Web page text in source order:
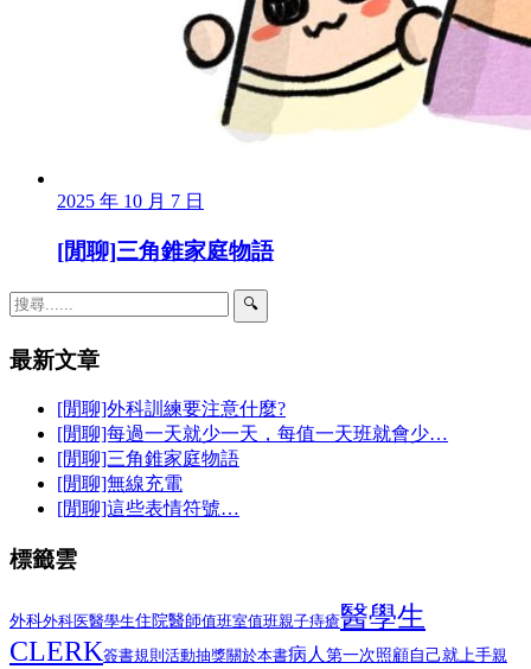
2025 年 10 月 7 日
[閒聊]三角錐家庭物語
🔍
最新文章
[閒聊]外科訓練要注意什麼?
[閒聊]每過一天就少一天，每值一天班就會少…
[閒聊]三角錐家庭物語
[閒聊]無線充電
[閒聊]這些表情符號…
標籤雲
外科外科医醫學生住院醫師值班室值班親子痔瘡醫學生
CLERK簽書規則 活動抽獎關於本書病人 第一次照顧自己就上手親